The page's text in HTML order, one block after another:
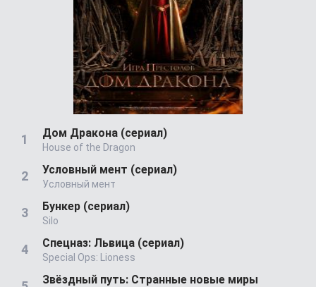
Дом Дракона (сериал)
House of the Dragon
Условный мент (сериал)
Условный мент
Бункер (сериал)
Silo
Спецназ: Львица (сериал)
Special Ops: Lioness
Звёздный путь: Странные новые миры